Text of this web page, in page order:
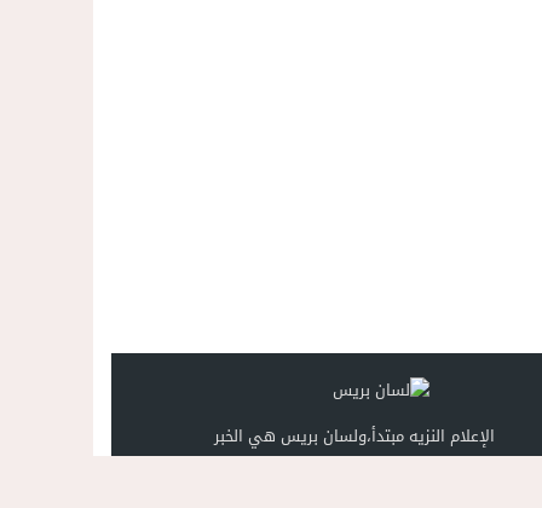
الإعلام النزيه مبتدأ،ولسان بريس هي الخبر